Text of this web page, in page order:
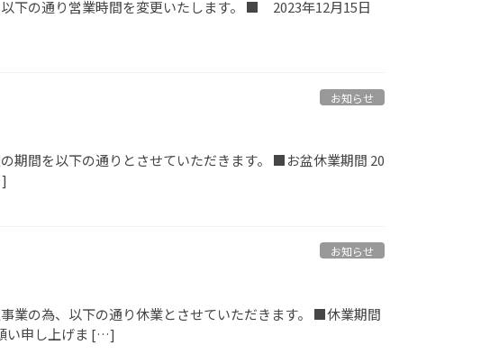
下の通り営業時間を変更いたします。 ■ 2023年12月15日
お知らせ
期間を以下の通りとさせていただきます。 ■お盆休業期間 20
お知らせ
業の為、以下の通り休業とさせていただきます。 ■休業期間
い申し上げま […]